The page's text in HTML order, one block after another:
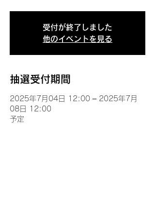
受付が終了しました
他のイベントを見る
抽選受付期間
2025年7月04日 12:00 – 2025年7月
08日 12:00
予定